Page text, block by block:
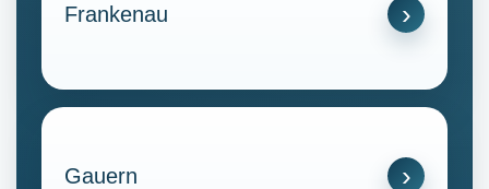
Frankenau
Gauern